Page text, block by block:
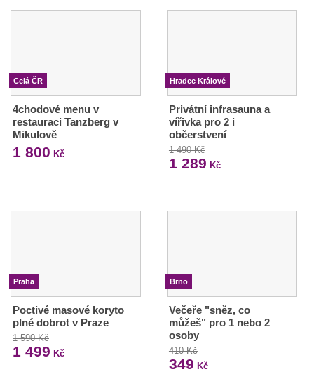
Celá ČR
4chodové menu v
restauraci Tanzberg v
Mikulově
1 800 Kč
Hradec Králové
Privátní infrasauna a
vířivka pro 2 i
občerstvení
1 490 Kč
1 289 Kč
Praha
Poctivé masové koryto
plné dobrot v Praze
1 590 Kč
1 499 Kč
Brno
Večeře "sněz, co
můžeš" pro 1 nebo 2
osoby
410 Kč
349 Kč